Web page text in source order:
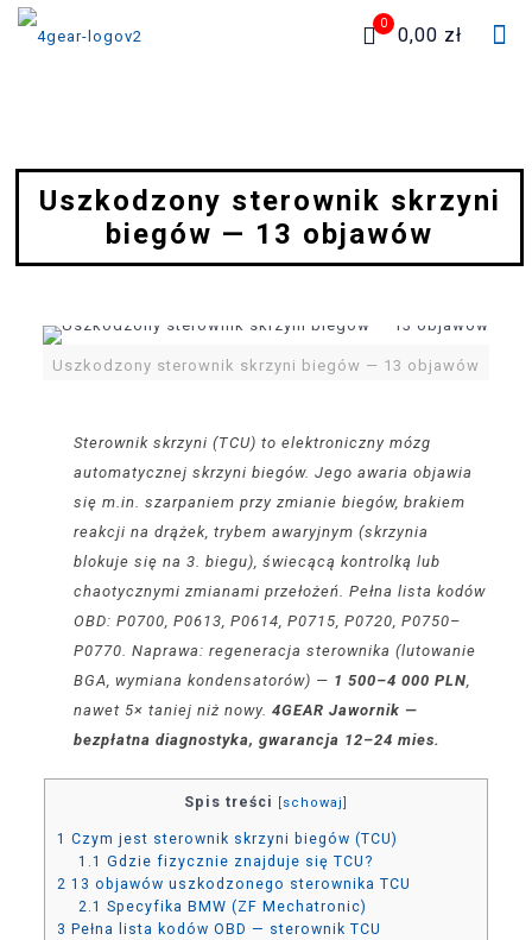
0
0,00 zł
Uszkodzony sterownik skrzyni
biegów — 13 objawów
Uszkodzony sterownik skrzyni biegów — 13 objawów
Sterownik skrzyni (TCU) to elektroniczny mózg
automatycznej skrzyni biegów. Jego awaria objawia
się m.in. szarpaniem przy zmianie biegów, brakiem
reakcji na drążek, trybem awaryjnym (skrzynia
blokuje się na 3. biegu), świecącą kontrolką lub
chaotycznymi zmianami przełożeń. Pełna lista kodów
OBD: P0700, P0613, P0614, P0715, P0720, P0750–
P0770. Naprawa: regeneracja sterownika (lutowanie
BGA, wymiana kondensatorów) — 1 500–4 000 PLN,
nawet 5× taniej niż nowy. 4GEAR Jawornik —
bezpłatna diagnostyka, gwarancja 12–24 mies.
Spis treści [schowaj]
1 Czym jest sterownik skrzyni biegów (TCU)
1.1 Gdzie fizycznie znajduje się TCU?
2 13 objawów uszkodzonego sterownika TCU
2.1 Specyfika BMW (ZF Mechatronic)
3 Pełna lista kodów OBD — sterownik TCU